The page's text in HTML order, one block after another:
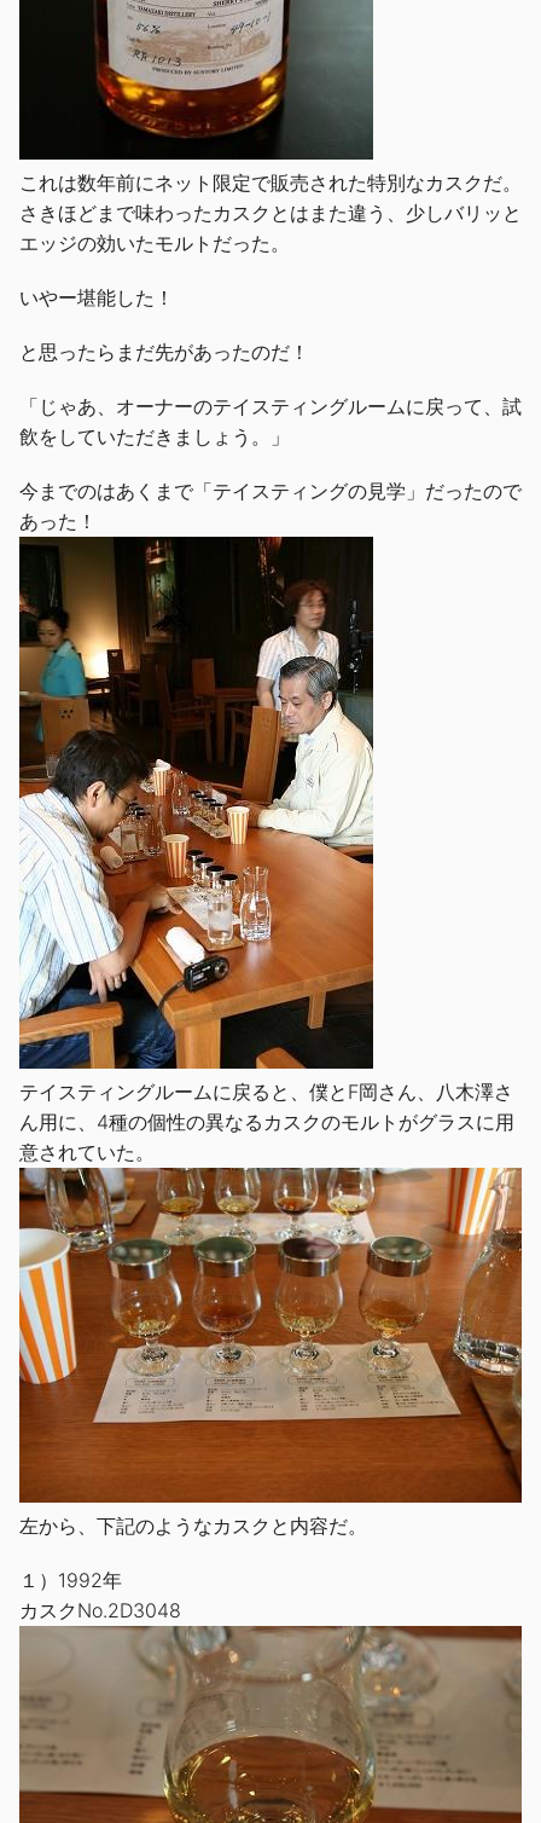
これは数年前にネット限定で販売された特別なカスクだ。
さきほどまで味わったカスクとはまた違う、少しバリッと
エッジの効いたモルトだった。
いやー堪能した！
と思ったらまだ先があったのだ！
「じゃあ、オーナーのテイスティングルームに戻って、試
飲をしていただきましょう。」
今までのはあくまで「テイスティングの見学」だったので
あった！
テイスティングルームに戻ると、僕とF岡さん、八木澤さ
ん用に、4種の個性の異なるカスクのモルトがグラスに用
意されていた。
左から、下記のようなカスクと内容だ。
１）1992年
カスクNo.2D3048